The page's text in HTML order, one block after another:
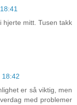
hjerte mitt. Tusen takk
18:42
er så viktig, men
med problemer